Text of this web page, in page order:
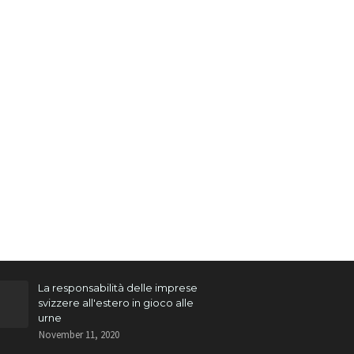
La responsabilità delle imprese
svizzere all'estero in gioco alle
urne
November 11, 2020